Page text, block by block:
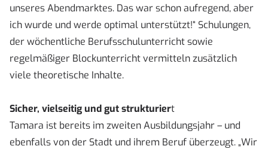
unseres Abendmarktes. Das war schon aufregend, aber
ich wurde und werde optimal unterstützt!“ Schulungen,
der wöchentliche Berufsschulunterricht sowie
regelmäßiger Blockunterricht vermitteln zusätzlich
viele theoretische Inhalte.
Sicher, vielseitig und gut strukturiert
Tamara ist bereits im zweiten Ausbildungsjahr – und
ebenfalls von der Stadt und ihrem Beruf überzeugt. „Wir